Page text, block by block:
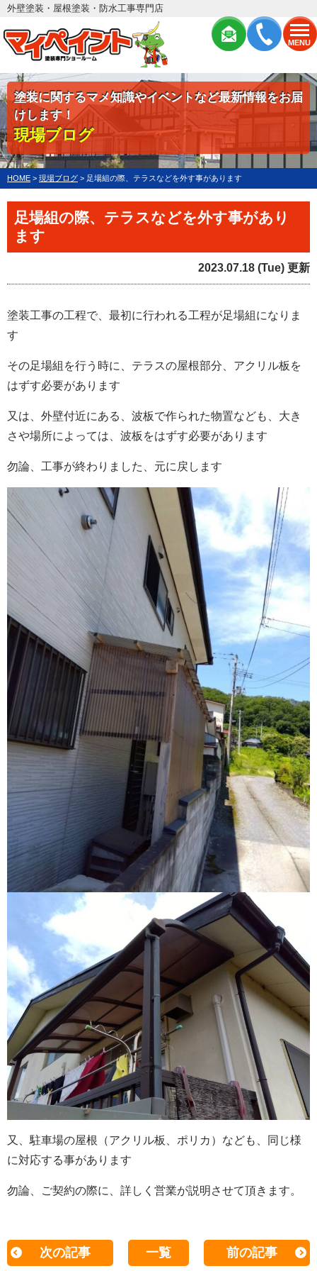
MENU
外壁塗装・屋根塗装・防水工事専門店
塗装に関するマメ知識やイベントなど最新情報をお届
けします！
現場ブログ
HOME > 現場ブログ > 足場組の際、テラスなどを外す事があります
足場組の際、テラスなどを外す事があり
ます
2023.07.18 (Tue) 更新
塗装工事の工程で、最初に行われる工程が足場組になりま
す
その足場組を行う時に、テラスの屋根部分、アクリル板を
はずす必要があります
又は、外壁付近にある、波板で作られた物置なども、大き
さや場所によっては、波板をはずす必要があります
勿論、工事が終わりました、元に戻します
又、駐車場の屋根（アクリル板、ポリカ）なども、同じ様
に対応する事があります
勿論、ご契約の際に、詳しく営業が説明させて頂きます。
次の記事 一覧 前の記事